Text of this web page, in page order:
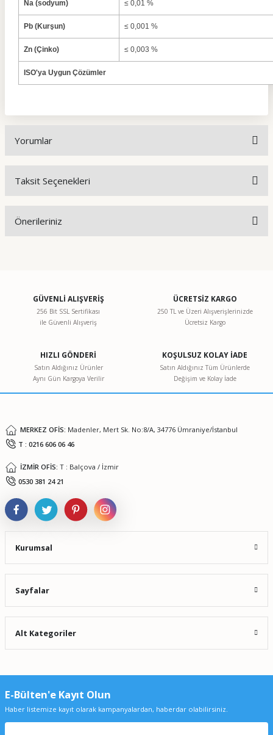
Na (sodyum) ≤ 0,01 %
Pb (Kurşun) ≤ 0,001 %
Zn (Çinko) ≤ 0,003 %
ISO'ya Uygun Çözümler
Yorumlar
Taksit Seçenekleri
Önerileriniz
Görüş ve önerileriniz için teşekkür ederiz.
Ürün resmi kalitesiz, bozuk veya görüntülenemiyor.
Ürün bilgilerinde hatalar bulunuyor.
Ürün fiyatı diğer sitelerden daha pahalı.
GÜVENLİ ALIŞVERİŞ
256 Bit SSL Sertifikası
ile Güvenli Alışveriş
ÜCRETSİZ KARGO
250 TL ve Üzeri Alışverişlerinizde
Ücretsiz Kargo
HIZLI GÖNDERİ
Satın Aldığınız Ürünler
Aynı Gün Kargoya Verilir
KOŞULSUZ KOLAY İADE
Satın Aldığınız Tüm Ürünlerde
Değişim ve Kolay İade
MERKEZ OFİS: Madenler, Mert Sk. No:8/A, 34776 Ümraniye/İstanbul
T : 0216 606 06 46
İZMİR OFİS: T : Balçova / İzmir
0530 381 24 21
Kurumsal
Sayfalar
Alt Kategoriler
E-Bülten'e Kayıt Olun
Haber listemize kayıt olarak kampanyalardan, haberdar olabilirsiniz.